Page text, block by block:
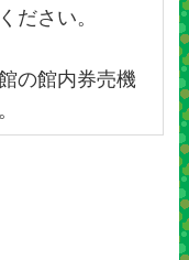
ださい。
の館内券売機